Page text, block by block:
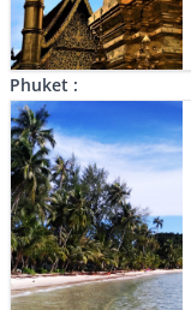
Phuket :